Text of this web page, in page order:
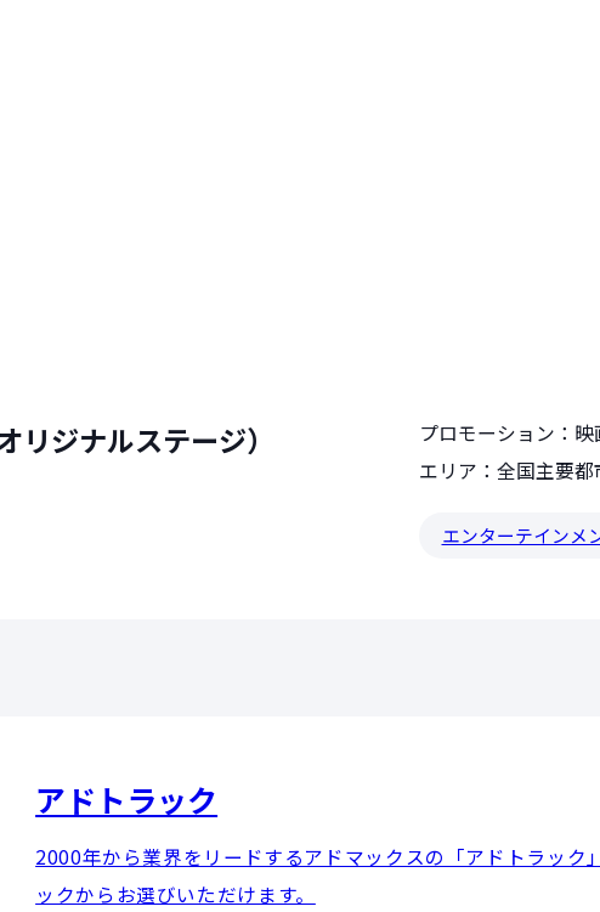
ジナルステージ）
プロモーション：
エリア：全国主要都
エンターテインメ
アドトラック
2000年から業界をリードするアドマックスの「アドトラック
ックからお選びいただけます。